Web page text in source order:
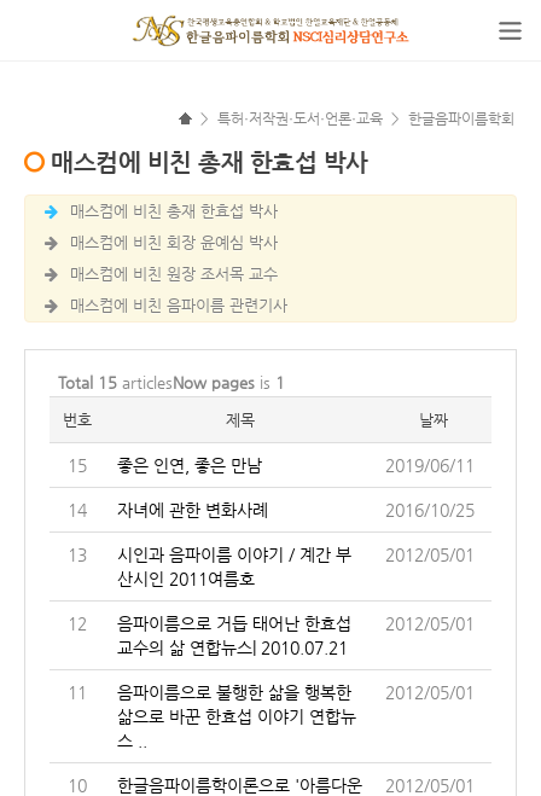
> 특허·저작권·도서·언론·교육 > 한글음파이름학회
매스컴에 비친 총재 한효섭 박사
매스컴에 비친 총재 한효섭 박사
매스컴에 비친 회장 윤예심 박사
매스컴에 비친 원장 조서목 교수
매스컴에 비친 음파이름 관련기사
Total 15 articlesNow pages is 1
번호 제목 날짜
15 좋은 인연, 좋은 만남 2019/06/11
14 자녀에 관한 변화사례 2016/10/25
13
시인과 음파이름 이야기 / 계간 부
산시인 2011여름호
2012/05/01
12
음파이름으로 거듭 태어난 한효섭
교수의 삶 연합뉴스| 2010.07.21
2012/05/01
11
음파이름으로 불행한 삶을 행복한
삶으로 바꾼 한효섭 이야기 연합뉴
스 ..
2012/05/01
10
한글음파이름학이론으로 '아름다운
2012/05/01